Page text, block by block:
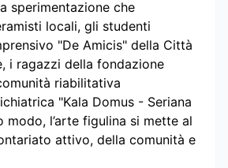
sperimentazione che
locali, gli studenti
"De Amicis" della Città
i ragazzi della fondazione
riabilitativa
"Kala Domus - Seriana
modo, l’arte figulina si mette al
attivo, della comunità e